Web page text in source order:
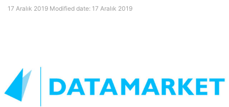
17 Aralık 2019 Modified date: 17 Aralık 2019